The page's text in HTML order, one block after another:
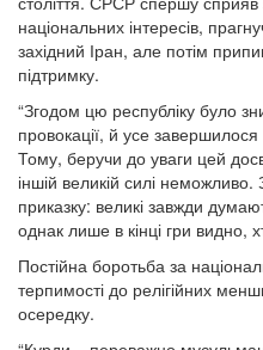
національних інтересів,
західний Іран, але потім
підтримку.
“Згодом цю республіку було
провокації, й усе
Тому, беручи до уваги цей
іншій великій силі
приказку: великі завжди
однак лише в кінці гри видно,
Постійна боротьба за
терпимості до релігійних
осередку.